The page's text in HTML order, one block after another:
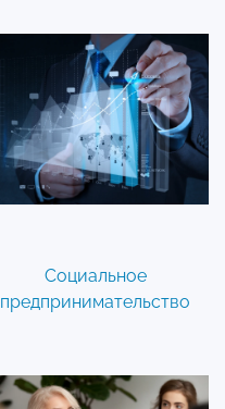
Социальное
предпринимательство